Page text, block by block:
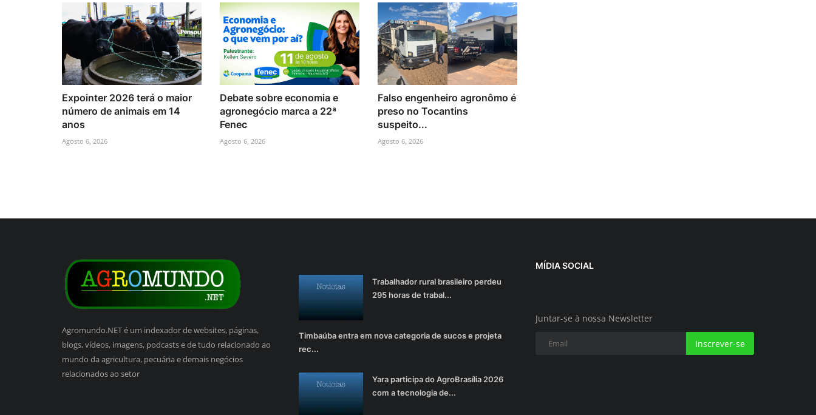
Expointer 2026 terá o maior
número de animais em 14
anos
Agosto 6, 2026
Debate sobre economia e
agronegócio marca a 22ª
Fenec
Agosto 6, 2026
Falso engenheiro agronômo é
preso no Tocantins
suspeito...
Agosto 6, 2026
Agromundo.NET é um indexador de websites, páginas,
blogs, vídeos, imagens, podcasts e de tudo relacionado ao
mundo da agricultura, pecuária e demais negócios
relacionados ao setor
Trabalhador rural brasileiro perdeu
295 horas de trabal...
Timbaúba entra em nova categoria de sucos e projeta
rec...
Yara participa do AgroBrasília 2026
com a tecnologia de...
MÍDIA SOCIAL
Juntar-se à nossa Newsletter
Inscrever-se